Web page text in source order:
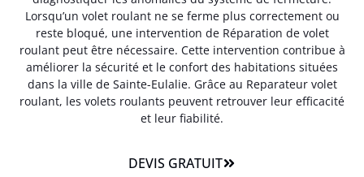
Lorsqu’un volet roulant ne se ferme plus correctement ou
reste bloqué, une intervention de Réparation de volet
roulant peut être nécessaire. Cette intervention contribue à
améliorer la sécurité et le confort des habitations situées
dans la ville de Sainte-Eulalie. Grâce au Reparateur volet
roulant, les volets roulants peuvent retrouver leur efficacité
et leur fiabilité.
DEVIS GRATUIT